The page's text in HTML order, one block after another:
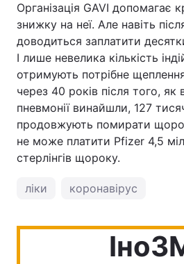
Організація GAVI допомагає
знижку на неї. Але навіть
доводиться заплатити
І лише невелика кількість
отримують потрібне
через 40 років після того, як
пневмонії винайшли, 127
продовжують помирати
не може платити Pfizer 4,5
стерлінгів щороку.
ліки коронавірус